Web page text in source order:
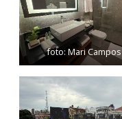
foto: Mari Campos